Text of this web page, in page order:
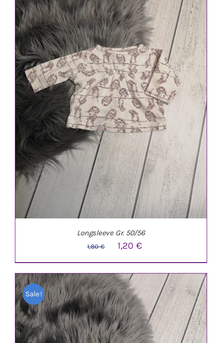
Longsleeve Gr. 50/56
1,80€
Ursprünglicher
Preis
war:
1,80 €
1,20€
Preis
1,20 €.
Sale!